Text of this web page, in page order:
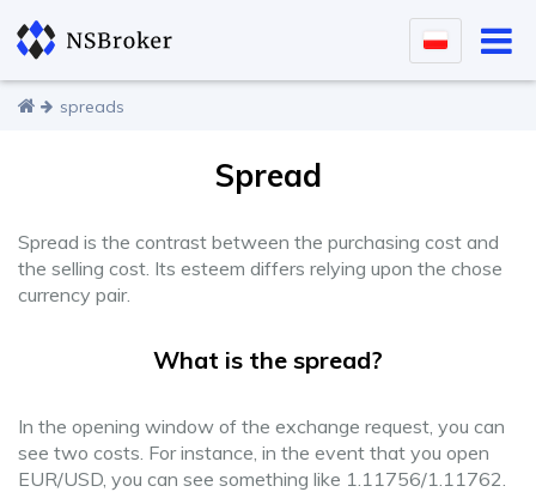
spreads
Spread
Spread is the contrast between the purchasing cost and
the selling cost. Its esteem differs relying upon the chose
currency pair.
What is the spread?
In the opening window of the exchange request, you can
see two costs. For instance, in the event that you open
EUR/USD, you can see something like 1.11756/1.11762.